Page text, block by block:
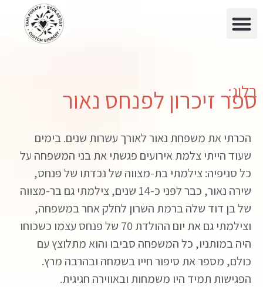
בלוג:
ספר זיכרון לפנחס נאור
הכרתי את משפחת נאור לאורך עשרות שנים. בימים
שעוד הייתי צלמת אירועים פגשתי את בני המשפחה על
כל סניפיה: צילמתי בת-מצווה של נכדתו של פנחס,
שירה נאור, כבר לפני כ-14 שנים, צילמתי גם בר-מצווה
של בן דוד שלה ברמת השרון לחלק אחר במשפחה,
וצילמתי גם את יום ההולדת 70 של פנחס עצמו כשכוחו
היה במותניו, כל המשפחה סביבו והוא מתלוצץ עם
כולם, מספר את סיפור חייו בשמחה ובהרבה מרץ.
הפגישות תמיד היו משמחות ובאווירה חגיגית.